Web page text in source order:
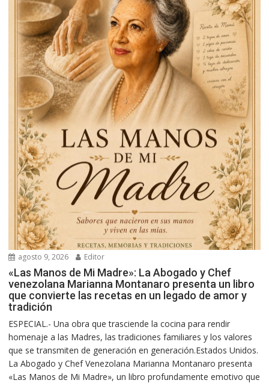
agosto 9, 2026 Editor
«Las Manos de Mi Madre»: La Abogado y Chef
venezolana Marianna Montanaro presenta un libro
que convierte las recetas en un legado de amor y
tradición
ESPECIAL.- Una obra que trasciende la cocina para rendir
homenaje a las Madres, las tradiciones familiares y los valores
que se transmiten de generación en generación.Estados Unidos.
La Abogado y Chef Venezolana Marianna Montanaro presenta
«Las Manos de Mi Madre», un libro profundamente emotivo que